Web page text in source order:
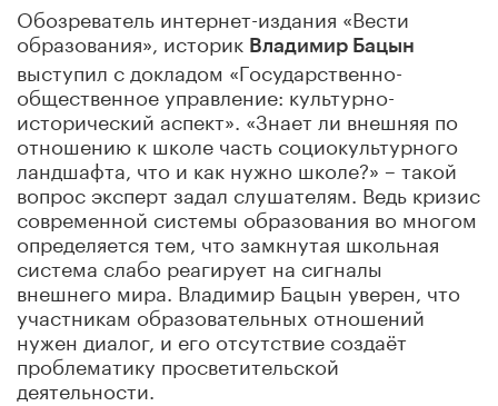
Обозреватель интернет-издания «Вести
образования», историк Владимир Бацын
выступил с докладом «Государственно-
общественное управление: культурно-
исторический аспект». «Знает ли внешняя по
отношению к школе часть социокультурного
ландшафта, что и как нужно школе?» – такой
вопрос эксперт задал слушателям. Ведь кризис
современной системы образования во многом
определяется тем, что замкнутая школьная
система слабо реагирует на сигналы
внешнего мира. Владимир Бацын уверен, что
участникам образовательных отношений
нужен диалог, и его отсутствие создаёт
проблематику просветительской
деятельности.